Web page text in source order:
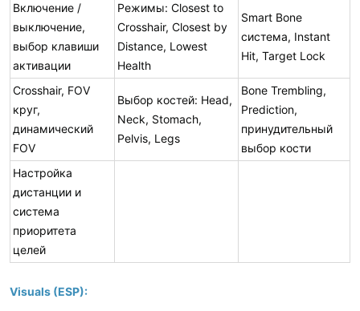
Включение /
выключение,
выбор клавиши
активации
Режимы: Closest to
Crosshair, Closest by
Distance, Lowest
Health
Smart Bone
система, Instant
Hit, Target Lock
Crosshair, FOV
круг,
динамический
FOV
Выбор костей: Head,
Neck, Stomach,
Pelvis, Legs
Bone Trembling,
Prediction,
принудительный
выбор кости
Настройка
дистанции и
система
приоритета
целей
Visuals (ESP):